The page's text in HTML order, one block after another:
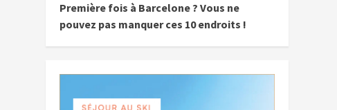
Première fois à Barcelone ? Vous ne
pouvez pas manquer ces 10 endroits !